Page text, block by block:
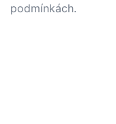
podmínkách.